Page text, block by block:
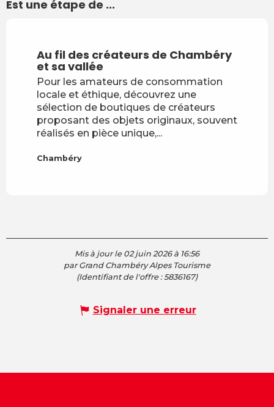
Est une étape de ...
Au fil des créateurs de Chambéry
et sa vallée
Pour les amateurs de consommation
locale et éthique, découvrez une
sélection de boutiques de créateurs
proposant des objets originaux, souvent
réalisés en pièce unique,...
Chambéry
Mis à jour le 02 juin 2026 à 16:56
par Grand Chambéry Alpes Tourisme
(Identifiant de l'offre :5836167)
Signaler une erreur